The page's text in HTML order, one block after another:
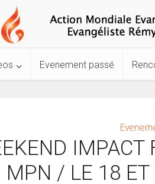
Evenement passé
IMPACT
MPN / LE 18